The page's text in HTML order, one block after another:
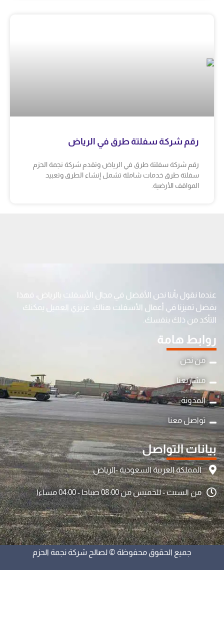
رقم شركة سفلتة طرق في الرياض
رقم شركة سفلتة طرق في الرياض وتقدم شركة نجمة الحزم
سفلتة طرق خدمات شاملة تشمل إنشاء الطرق وتعبيد
المواقف الأرضية.
عندما نقول بأننا نحن الأفضل في مجال الأسفلت بالرياض، فهذا
بفضل تميزنا في أعمال الأسفلت هناك. عزيزي العميل يمكنك
التأكد من ذلك بنفسك.
روابط هامة
من نحن
مشاريعنا
المدونة
تواصل معنا
بيانات التواصل
المملكة العربية السعودية -الرياض
من السبت - للخميس من 08:00 صباحا - 04:00 مساءا
جميع الحقوق محفوظة © لصالح شركة نجمة الحزم